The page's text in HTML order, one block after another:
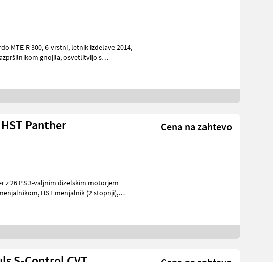
letnik izdelave 2014,
Panther Cena na zahtevo
motorjem